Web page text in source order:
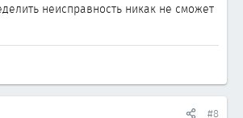
неисправность никак не сможет
#8